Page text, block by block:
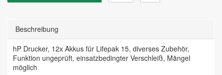
Beschreibung
hP Drucker, 12x Akkus für Lifepak 15, diverses Zubehör,
Funktion ungeprüft, einsatzbedingter Verschleiß, Mängel
möglich